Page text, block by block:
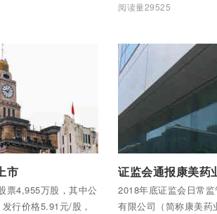
了《证券经纪人管
阅读量29525
市
票4,955万股，其中公
行价格5.91元/股，
证监会通报康美药
2018年底证监会日常
有限公司（简称康美